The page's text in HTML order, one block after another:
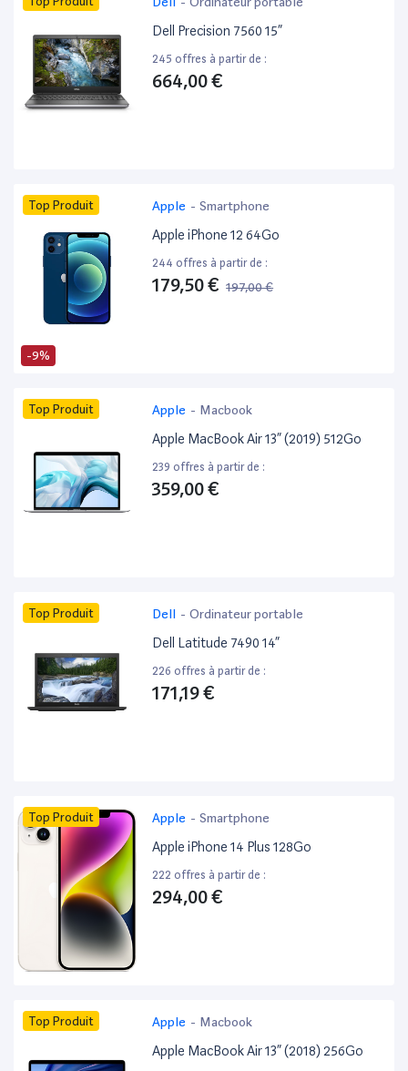
Dell Precision 7560 15”
245 offres à partir de :
664,00 €
-9%
Top Produit Apple - Smartphone
Apple iPhone 12 64Go
244 offres à partir de :
179,50 € 197,00 €
Top Produit Apple - Macbook
Apple MacBook Air 13” (2019) 512Go
239 offres à partir de :
359,00 €
Top Produit Dell - Ordinateur portable
Dell Latitude 7490 14”
226 offres à partir de :
171,19 €
Top Produit Apple - Smartphone
Apple iPhone 14 Plus 128Go
222 offres à partir de :
294,00 €
Top Produit Apple - Macbook
Apple MacBook Air 13” (2018) 256Go